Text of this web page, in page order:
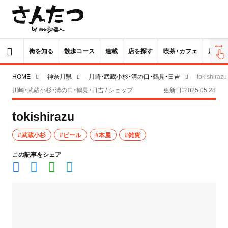
街を知る 散歩コース 連載 店を探す 喫茶・カフェ 居酒屋
HOME 神奈川県 川崎・武蔵小杉・溝の口・鶴見・日吉
tokishirazu
川崎・武蔵小杉・溝の口・鶴見・日吉 / ショップ
更新日：2025.05.28
tokishirazu
#武蔵小杉 #ビール #本屋 #雑貨
この記事をシェア